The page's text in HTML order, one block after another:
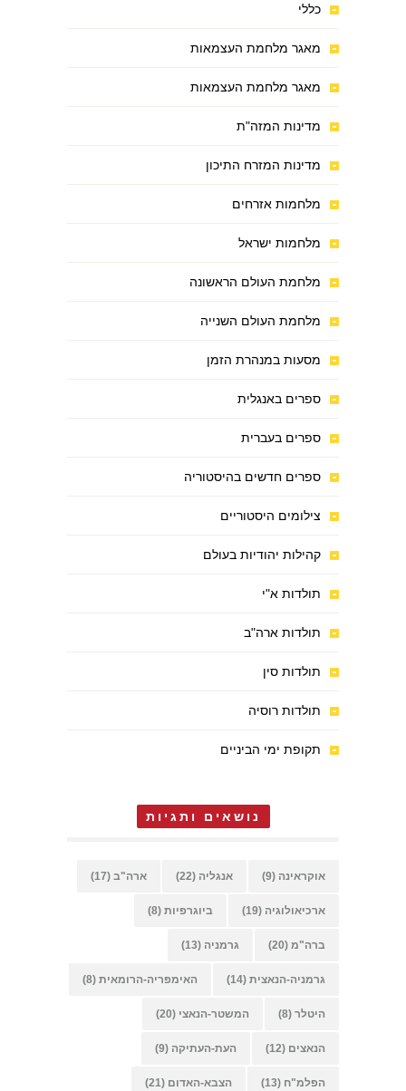
כללי
מאגר מלחמת העצמאות
מאגר מלחמת העצמאות
מדינות המזה"ת
מדינות המזרח התיכון
מלחמות אזרחים
מלחמות ישראל
מלחמת העולם הראשונה
מלחמת העולם השנייה
מסעות במנהרת הזמן
ספרים באנגלית
ספרים בעברית
ספרים חדשים בהיסטוריה
צילומים היסטוריים
קהילות יהודיות בעולם
תולדות א"י
תולדות ארה"ב
תולדות סין
תולדות רוסיה
תקופת ימי הביניים
נושאים ותגיות
אוקראינה (9) אנגליה (22) ארה"ב (17)
ארכיאולוגיה (19) ביוגרפיות (8)
ברה"מ (20) גרמניה (13)
גרמניה-הנאצית (14) האימפריה-הרומאית (8)
היטלר (8) המשטר-הנאצי (20)
הנאצים (12) העת-העתיקה (9)
הפלמ"ח (13) הצבא-האדום (21)